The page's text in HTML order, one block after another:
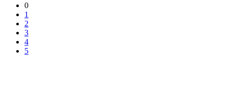
0
1
2
3
4
5